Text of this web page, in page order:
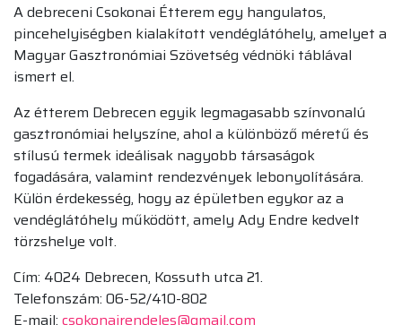
A debreceni Csokonai Étterem egy hangulatos,
pincehelyiségben kialakított vendéglátóhely, amelyet a
Magyar Gasztronómiai Szövetség védnöki táblával
ismert el.
Az étterem Debrecen egyik legmagasabb színvonalú
gasztronómiai helyszíne, ahol a különböző méretű és
stílusú termek ideálisak nagyobb társaságok
fogadására, valamint rendezvények lebonyolítására.
Külön érdekesség, hogy az épületben egykor az a
vendéglátóhely működött, amely Ady Endre kedvelt
törzshelye volt.
Cím: 4024 Debrecen, Kossuth utca 21.
Telefonszám: 06-52/410-802
E-mail: csokonairendeles@gmail.com